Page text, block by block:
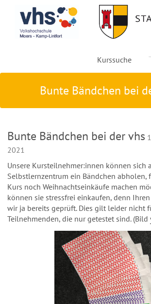
Kurssuche
Bunte Bändchen bei
Bunte Bändchen bei der vhs
2021
Unsere Kursteilnehmer:innen können sich
Selbstlernzentrum ein Bändchen abholen,
Kurs noch Weihnachtseinkäufe machen
können sie stressfrei einkaufen, denn
wir ja bereits geprüft. Dies gilt leider nicht
Teilnehmenden, die nur getestet sind. (Bild